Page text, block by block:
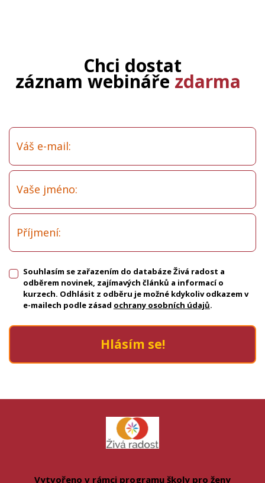
Chci dostat
záznam webináře zdarma
Souhlasím se zařazením do databáze Živá radost a
odběrem novinek, zajímavých článků a informací o
kurzech. Odhlásit z odběru je možné kdykoliv odkazem v
e-mailech podle zásad ochrany osobních údajů.
Hlásím se!
Vytvořeno v rámci programu školy pro ženy